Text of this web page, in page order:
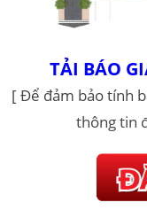
TẢI BÁO
[ Để đảm bảo tính
thông tin